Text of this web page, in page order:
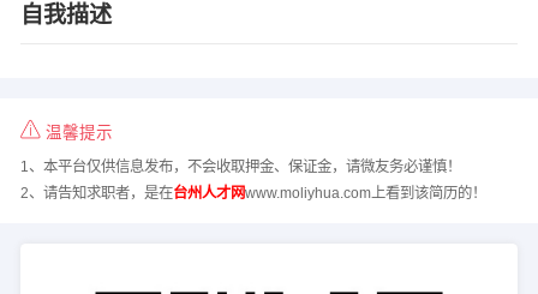
自我描述
温馨提示
1、本平台仅供信息发布，不会收取押金、保证金，请微友务必谨慎！
2、请告知求职者，是在台州人才网www.moliyhua.com上看到该简历的！